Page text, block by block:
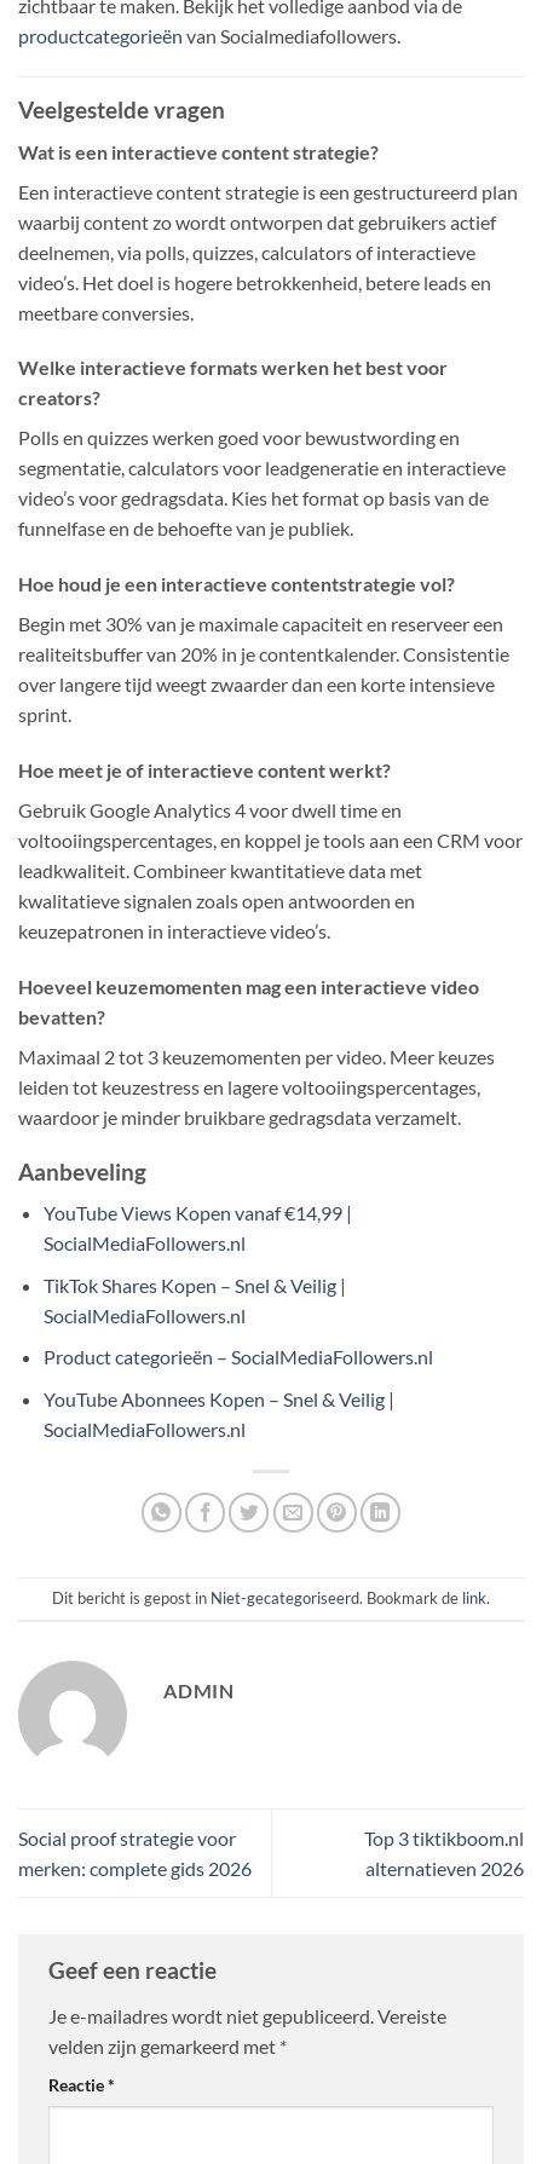
zichtbaar te maken. Bekijk het volledige aanbod via de
productcategorieën van Socialmediafollowers.
Veelgestelde vragen
Wat is een interactieve content strategie?
Een interactieve content strategie is een gestructureerd plan
waarbij content zo wordt ontworpen dat gebruikers actief
deelnemen, via polls, quizzes, calculators of interactieve
video’s. Het doel is hogere betrokkenheid, betere leads en
meetbare conversies.
Welke interactieve formats werken het best voor
creators?
Polls en quizzes werken goed voor bewustwording en
segmentatie, calculators voor leadgeneratie en interactieve
video’s voor gedragsdata. Kies het format op basis van de
funnelfase en de behoefte van je publiek.
Hoe houd je een interactieve contentstrategie vol?
Begin met 30% van je maximale capaciteit en reserveer een
realiteitsbuffer van 20% in je contentkalender. Consistentie
over langere tijd weegt zwaarder dan een korte intensieve
sprint.
Hoe meet je of interactieve content werkt?
Gebruik Google Analytics 4 voor dwell time en
voltooiingspercentages, en koppel je tools aan een CRM voor
leadkwaliteit. Combineer kwantitatieve data met
kwalitatieve signalen zoals open antwoorden en
keuzepatronen in interactieve video’s.
Hoeveel keuzemomenten mag een interactieve video
bevatten?
Maximaal 2 tot 3 keuzemomenten per video. Meer keuzes
leiden tot keuzestress en lagere voltooiingspercentages,
waardoor je minder bruikbare gedragsdata verzamelt.
Aanbeveling
YouTube Views Kopen vanaf €14,99 |
SocialMediaFollowers.nl
TikTok Shares Kopen – Snel & Veilig |
SocialMediaFollowers.nl
Product categorieën – SocialMediaFollowers.nl
YouTube Abonnees Kopen – Snel & Veilig |
SocialMediaFollowers.nl
Dit bericht is gepost in Niet-gecategoriseerd. Bookmark de link.
ADMIN
Social proof strategie voor
merken: complete gids 2026
Top 3 tiktikboom.nl
alternatieven 2026
Geef een reactie
Je e-mailadres wordt niet gepubliceerd.Vereiste
velden zijn gemarkeerd met *
Reactie*